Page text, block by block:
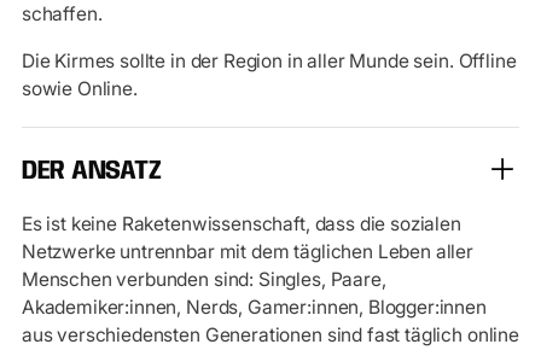
schaffen.
Die Kirmes sollte in der Region in aller Munde sein. Offline
sowie Online.
DER ANSATZ
Es ist keine Raketenwissenschaft, dass die sozialen
Netzwerke untrennbar mit dem täglichen Leben aller
Menschen verbunden sind: Singles, Paare,
Akademiker:innen, Nerds, Gamer:innen, Blogger:innen
aus verschiedensten Generationen sind fast täglich online